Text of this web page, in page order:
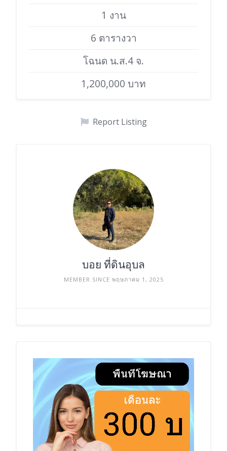
1 งาน
6 ตารางวา
โฉนด น.ส.4 จ.
1,200,000 บาท
Report Listing
บอย ที่ดินอุบล
MEMBER SINCE พฤษภาคม 1, 2025